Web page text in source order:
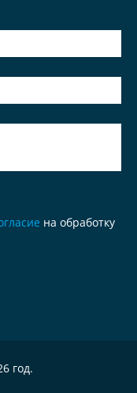
на обработку
год.